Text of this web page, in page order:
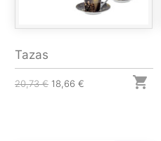
Tazas
20,73 € 18,66 € 